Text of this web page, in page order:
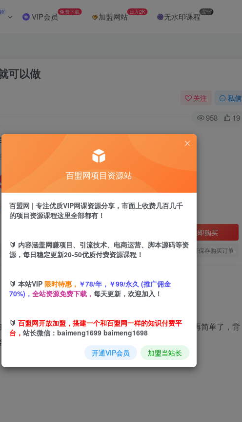
VIP会员 免费下载 加盟网站 日入2K 无水印课程 加盟
可以做
关注 私信
958 19
拍照 一小时轻松200+ 无门槛 有手机就可以做
为付费阅读，请付费后查看
黄金会员免费 超级会员免费
立即购买
您当前未登录！建议登陆后购买，可保存购买订单
，一小时轻松日入200+》。这个副业项目简单的不能再简单了，背
从0-1保姆级教程，赶紧冲，干就完了！
百盟网项目资源站
百盟网 | 专注优质VIP网课资源分享，市面上收费几百几千
的项目资源课程这里全部都有！
🔰 内容涵盖网赚项目、引流技术、电商运营、脚本源码等资
源，每日稳定更新20-50优质付费资源课程！
🔰 本站VIP 限时特惠， ￥78/年，￥99/永久 (推广佣金
70%)， 全站资源免费下载， 每天更新，欢迎加入！
🔰 百盟网开放加盟，搭建一个和百盟网一样的知识付费平
台， 站长微信：baimeng1699 baimeng1698
开通VIP会员 加盟当站长